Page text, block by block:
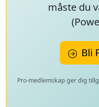
måste du
(
Bli
Pro-medlemskap ger dig